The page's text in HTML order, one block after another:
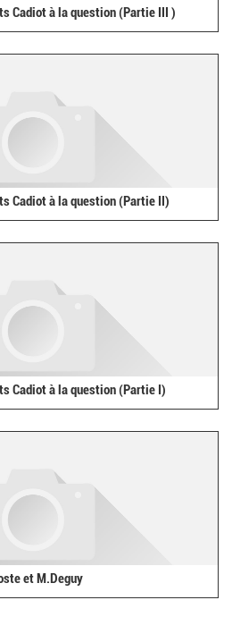
Cadiot à la question (Partie III )
Cadiot à la question (Partie II)
Cadiot à la question (Partie I)
et M.Deguy